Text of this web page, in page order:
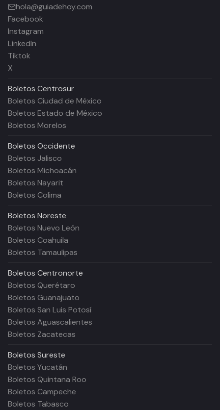
hola@guiadehoy.com
Facebook
Instagram
LinkedIn
Tiktok
X
Boletos Centrosur
Boletos Ciudad de México
Boletos Estado de México
Boletos Morelos
Boletos Occidente
Boletos Jalisco
Boletos Michoacán
Boletos Nayarit
Boletos Colima
Boletos Noreste
Boletos Nuevo León
Boletos Coahuila
Boletos Tamaulipas
Boletos Centronorte
Boletos Querétaro
Boletos Guanajuato
Boletos San Luis Potosí
Boletos Aguascalientes
Boletos Zacatecas
Boletos Sureste
Boletos Yucatán
Boletos Quintana Roo
Boletos Campeche
Boletos Tabasco